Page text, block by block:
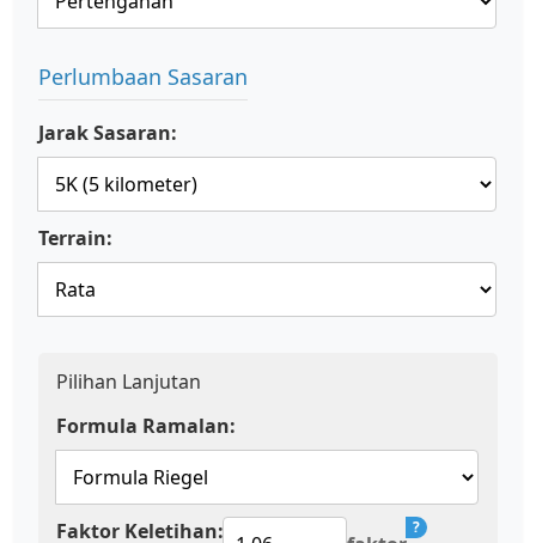
Perlumbaan Sasaran
Jarak Sasaran:
Terrain:
Pilihan Lanjutan
Formula Ramalan:
Faktor Keletihan: ?